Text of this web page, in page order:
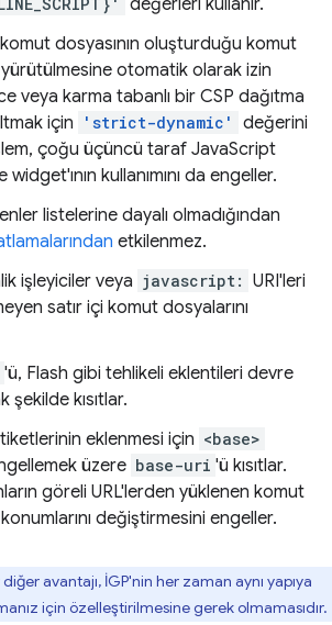
dosyasının oluşturduğu komut
yürütülmesine otomatik olarak izin
veya karma tabanlı bir CSP dağıtma
için
'strict-dynamic'
değerini
çoğu üçüncü taraf JavaScript
widget'ının kullanımını da engeller.
listelerine dayalı olmadığından
etkilenmez.
işleyiciler veya javascript: URI'leri
satır içi komut dosyalarını
'ü, Flash gibi tehlikeli eklentileri devre
şekilde kısıtlar.
eklenmesi için <base>
üzere base-uri 'ü kısıtlar.
göreli URL'lerden yüklenen komut
değiştirmesini engeller.
diğer avantajı, İGP'nin her zaman aynı yapıya
için özelleştirilmesine gerek olmamasıdır.